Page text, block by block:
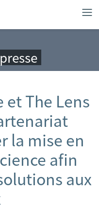
The Lens
la mise en
afin
aux